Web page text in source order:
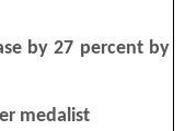
by 27 percent by
medalist